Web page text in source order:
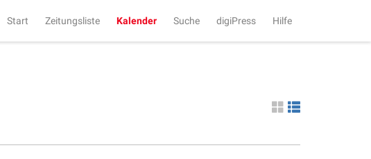
Start Zeitungsliste Kalender Suche digiPress Hilfe